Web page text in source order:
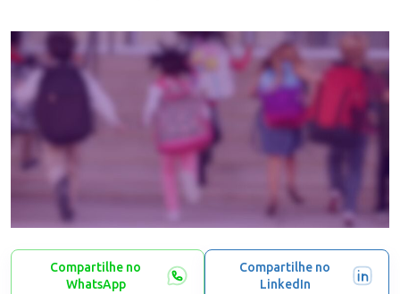
Compartilhe no
WhatsApp
Compartilhe no
LinkedIn